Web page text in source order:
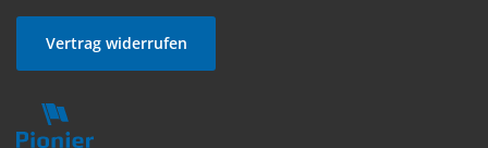
Vertrag widerrufen